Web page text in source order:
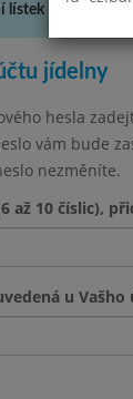
lístek
jídelny
hesla
vám bude
nezměníte.
až 10 číslic),
u Vašho